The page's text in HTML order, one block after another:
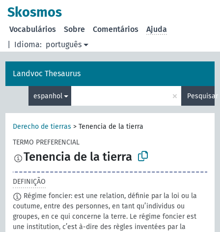
principal
Skosmos
Idioma: português
Vocabulários Sobre Comentários Ajuda
Landvoc Thesaurus
espanhol × Pesquisar
Derecho de tierras >Tenencia de la tierra
TERMO PREFERENCIAL
Tenencia de la tierra
DEFINIÇÃO
Régime foncier: est une relation, définie par la loi ou la
coutume, entre des personnes, en tant qu’individus ou
groupes, en ce qui concerne la terre. Le régime foncier est
une institution, c’est à-dire des règles inventées par la